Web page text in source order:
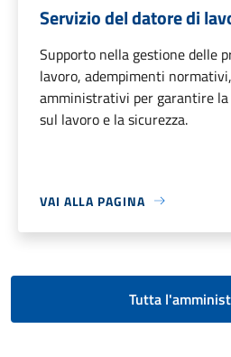
Servizio del datore di
Supporto nella gestione delle
lavoro, adempimenti
amministrativi per garantire
sul lavoro e la sicurezza.
VAI ALLA PAGINA
Tutta